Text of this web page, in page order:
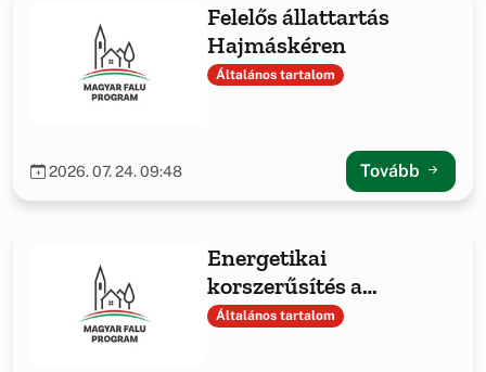
Felelős állattartás
Hajmáskéren
Általános tartalom
2026. 07. 24. 09:48 Tovább
Energetikai
korszerűsítés a
Hajmáskéri Közös
Általános tartalom